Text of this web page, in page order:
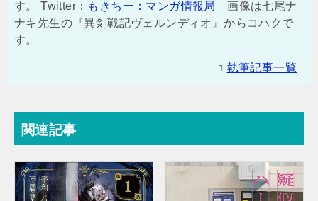
す。 Twitter： もきちー：マンガ情報局
画像は七尾ナ
ナキ先生の『異剣戦記ヴェルンディオ』からコハクで
す。
執筆記事一覧
関連記事